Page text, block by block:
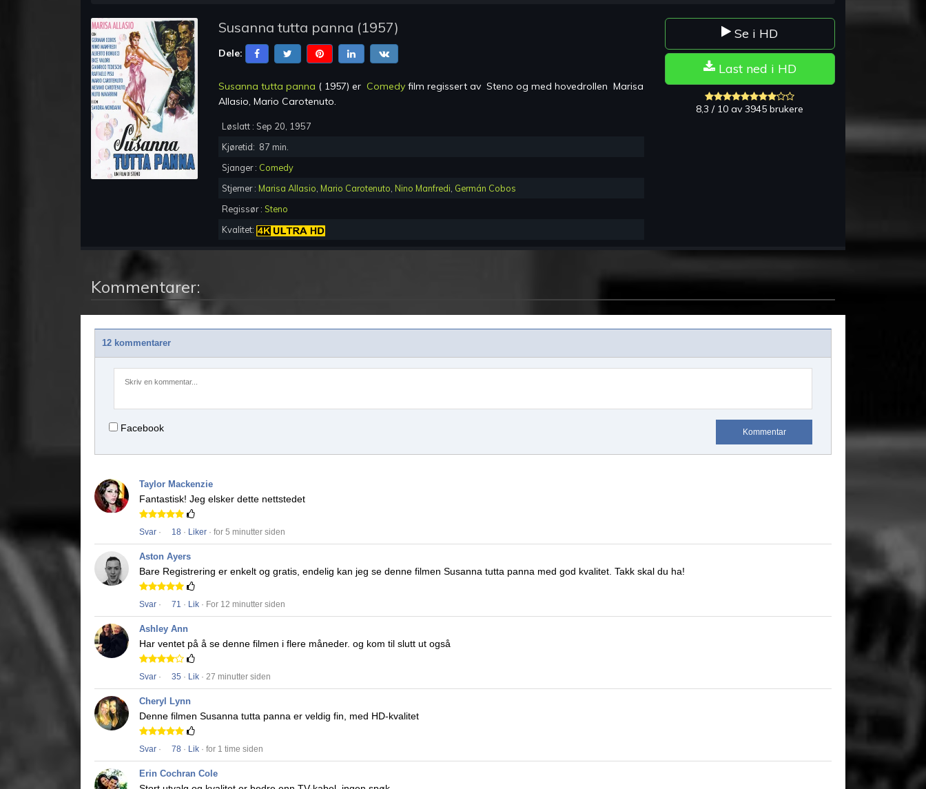
Susanna tutta panna (1957)
Dele:
Susanna tutta panna ( 1957) er Comedy film regissert av Steno og med hovedrollen Marisa
Allasio, Mario Carotenuto.
Løslatt : Sep 20, 1957
Kjøretid: 87 min.
Sjanger : Comedy
Stjerner : Marisa Allasio, Mario Carotenuto, Nino Manfredi, Germán Cobos
Regissør : Steno
Kvalitet:
Se i HD
Last ned i HD
8,3 / 10 av 3945 brukere
Kommentarer:
12 kommentarer
Facebook Kommentar
Taylor Mackenzie
Fantastisk! Jeg elsker dette nettstedet
Svar · 18 · Liker · for 5 minutter siden
Aston Ayers
Bare Registrering er enkelt og gratis, endelig kan jeg se denne filmen Susanna tutta panna med god kvalitet. Takk skal du ha!
Svar · 71 · Lik · For 12 minutter siden
Ashley Ann
Har ventet på å se denne filmen i flere måneder. og kom til slutt ut også
Svar · 35 · Lik · 27 minutter siden
Cheryl Lynn
Denne filmen Susanna tutta panna er veldig fin, med HD-kvalitet
Svar · 78 · Lik · for 1 time siden
Erin Cochran Cole